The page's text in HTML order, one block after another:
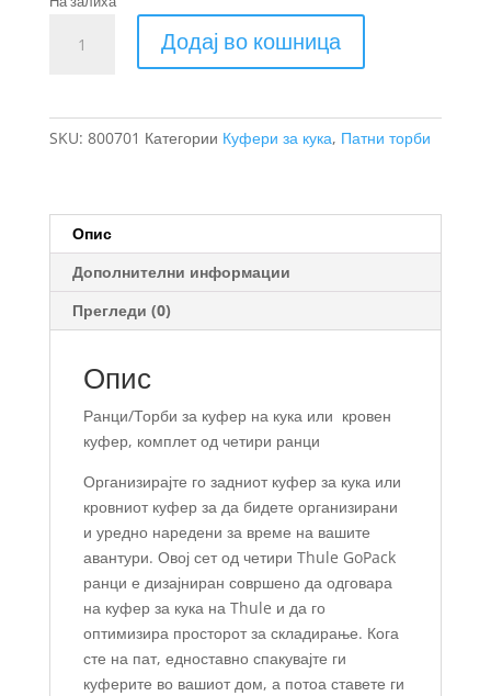
GoPack
кука
количина
Додај во кошница
SKU: 800701 Категории Куфери за кука, Патни торби
Опис
Дополнителни информации
Прегледи (0)
Опис
Ранци/Торби за куфер на кука или кровен
куфер, комплет од четири ранци
Организирајте го задниот куфер за кука или
кровниот куфер за да бидете организирани
и уредно наредени за време на вашите
авантури. Овој сет од четири Thule GoPack
ранци е дизајниран совршено да одговара
на куфер за кука на Thule и да го
оптимизира просторот за складирање. Кога
сте на пат, едноставно спакувајте ги
куферите во вашиот дом, а потоа ставете ги